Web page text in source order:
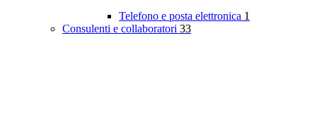
Telefono e posta elettronica 1
Consulenti e collaboratori 33